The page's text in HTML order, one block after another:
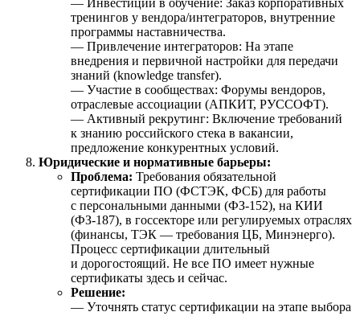
тренингов у вендора/интеграторов, внутренние
программы наставничества.
— Привлечение интеграторов: На этапе
внедрения и первичной настройки для передачи
знаний (knowledge transfer).
— Участие в сообществах: Форумы вендоров,
отраслевые ассоциации (АПКИТ, РУССОФТ).
— Активный рекрутинг: Включение требований
к знанию российского стека в вакансии,
предложение конкурентных условий.
Юридические и нормативные барьеры:
Проблема: Требования обязательной
сертификации ПО (ФСТЭК, ФСБ) для работы
с персональными данными (ФЗ-152), на КИИ
(ФЗ-187), в госсекторе или регулируемых отраслях
(финансы, ТЭК — требования ЦБ, Минэнерго).
Процесс сертификации длительный
и дорогостоящий. Не все ПО имеет нужные
сертификаты здесь и сейчас.
Решение:
— Уточнять статус сертификации на этапе выбора